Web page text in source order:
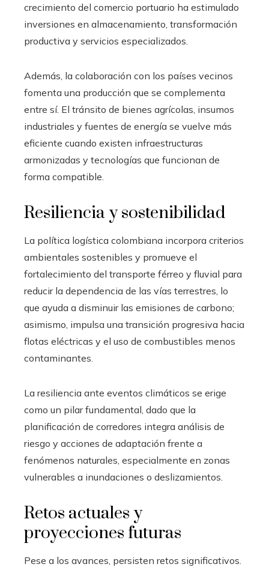
crecimiento del comercio portuario ha estimulado
inversiones en almacenamiento, transformación
productiva y servicios especializados.
Además, la colaboración con los países vecinos
fomenta una producción que se complementa
entre sí. El tránsito de bienes agrícolas, insumos
industriales y fuentes de energía se vuelve más
eficiente cuando existen infraestructuras
armonizadas y tecnologías que funcionan de
forma compatible.
Resiliencia y sostenibilidad
La política logística colombiana incorpora criterios
ambientales sostenibles y promueve el
fortalecimiento del transporte férreo y fluvial para
reducir la dependencia de las vías terrestres, lo
que ayuda a disminuir las emisiones de carbono;
asimismo, impulsa una transición progresiva hacia
flotas eléctricas y el uso de combustibles menos
contaminantes.
La resiliencia ante eventos climáticos se erige
como un pilar fundamental, dado que la
planificación de corredores integra análisis de
riesgo y acciones de adaptación frente a
fenómenos naturales, especialmente en zonas
vulnerables a inundaciones o deslizamientos.
Retos actuales y
proyecciones futuras
Pese a los avances, persisten retos significativos.